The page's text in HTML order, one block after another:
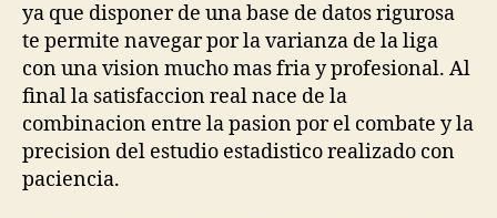
ya que disponer de una base de datos rigurosa
te permite navegar por la varianza de la liga
con una vision mucho mas fria y profesional. Al
final la satisfaccion real nace de la
combinacion entre la pasion por el combate y la
precision del estudio estadistico realizado con
paciencia.